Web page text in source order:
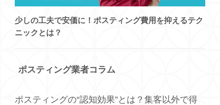
少しの工夫で安価に！ポスティング費用を抑えるテク
ニックとは？
ポスティング業者コラム
ポスティングの“認知効果”とは？集客以外で得